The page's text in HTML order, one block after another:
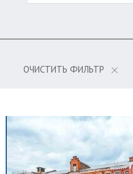
ОЧИСТИТЬ ФИЛЬТР